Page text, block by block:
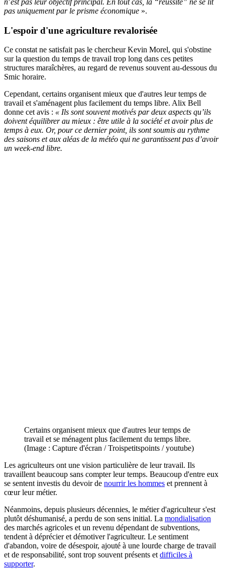
pas uniquement par le prisme économique ».
L'espoir d'une agriculture revalorisée
Ce constat ne satisfait pas le chercheur Kevin Morel, qui s'obstine
sur la question du temps de travail trop long dans ces petites
structures maraîchères, au regard de revenus souvent au-dessous du
Smic horaire.
Cependant, certains organisent mieux que d'autres leur temps de
travail et s'aménagent plus facilement du temps libre. Alix Bell
donne cet avis : « Ils sont souvent motivés par deux aspects qu’ils
doivent équilibrer au mieux : être utile à la société et avoir plus de
temps à eux. Or, pour ce dernier point, ils sont soumis au rythme
des saisons et aux aléas de la météo qui ne garantissent pas d’avoir
un week-end libre.
Certains organisent mieux que d'autres leur temps de
travail et se ménagent plus facilement du temps libre.
(Image : Capture d'écran / Troispetitspoints / youtube)
Les agriculteurs ont une vision particulière de leur travail. Ils
travaillent beaucoup sans compter leur temps. Beaucoup d'entre eux
se sentent investis du devoir de nourrir les hommes et prennent à
cœur leur métier.
Néanmoins, depuis plusieurs décennies, le métier d'agriculteur s'est
plutôt déshumanisé, a perdu de son sens initial. La mondialisation
des marchés agricoles et un revenu dépendant de subventions,
tendent à déprécier et démotiver l'agriculteur. Le sentiment
d'abandon, voire de désespoir, ajouté à une lourde charge de travail
et de responsabilité, sont trop souvent présents et difficiles à
supporter.